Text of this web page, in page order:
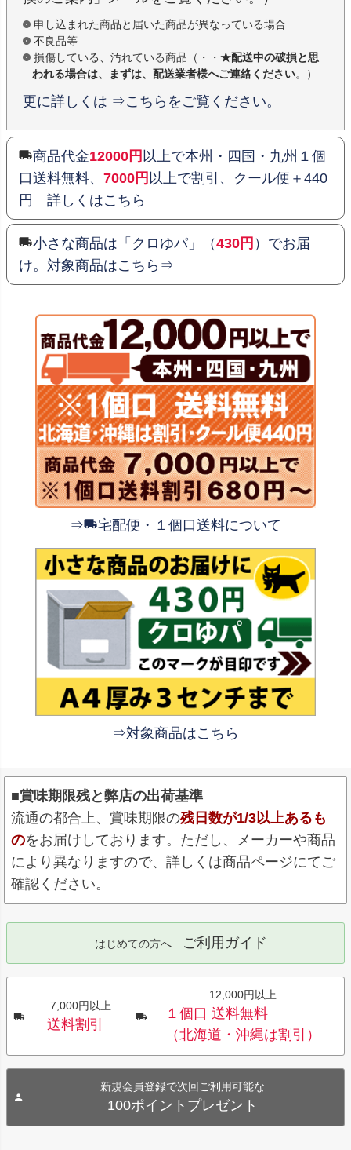
申し込まれた商品と届いた商品が異なっている場合
不良品等
損傷している、汚れている商品（・・ ★配送中の破損と思
われる場合は、まずは、配送業者様へご連絡ください。）
更に詳しくは ⇒こちらをご覧ください。
商品代金12000円 以上で本州・四国・九州１個
口送料無料、 7000円 以上で割引、クール便＋440
円 詳しくはこちら
小さな商品は「クロゆパ」（430円 ）でお届
け。対象商品はこちら⇒
⇒ 宅配便・１個口送料について
⇒対象商品はこちら
■賞味期限残と弊店の出荷基準
流通の都合上、賞味期限の残日数が1/3以上あるも
のをお届けしております。ただし、メーカーや商品
により異なりますので、詳しくは商品ページにてご
確認ください。
はじめての方へ ご利用ガイド
7,000円以上
送料割引
12,000円以上
１個口 送料無料
（北海道・沖縄は割引）
新規会員登録で次回ご利用可能な
100ポイントプレゼント